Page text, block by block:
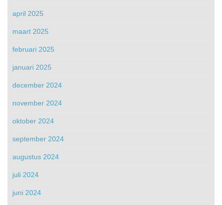
april 2025
maart 2025
februari 2025
januari 2025
december 2024
november 2024
oktober 2024
september 2024
augustus 2024
juli 2024
juni 2024